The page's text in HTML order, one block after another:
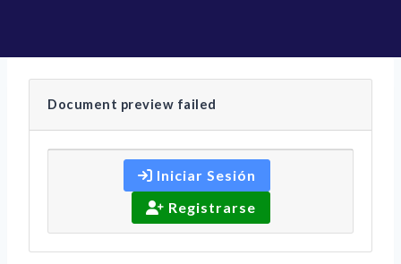
Document preview failed
Iniciar Sesión
Registrarse